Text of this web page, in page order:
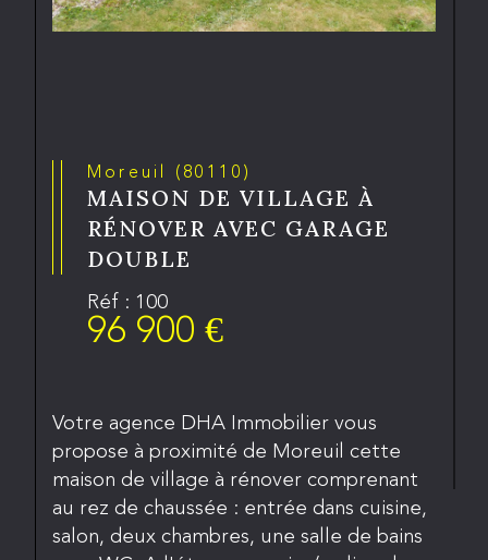
Moreuil (80110)
MAISON DE VILLAGE À
RÉNOVER AVEC GARAGE
DOUBLE
Réf : 100
96 900 €
Votre agence DHA Immobilier vous
propose à proximité de Moreuil cette
maison de village à rénover comprenant
au rez de chaussée : entrée dans cuisine,
salon, deux chambres, une salle de bains